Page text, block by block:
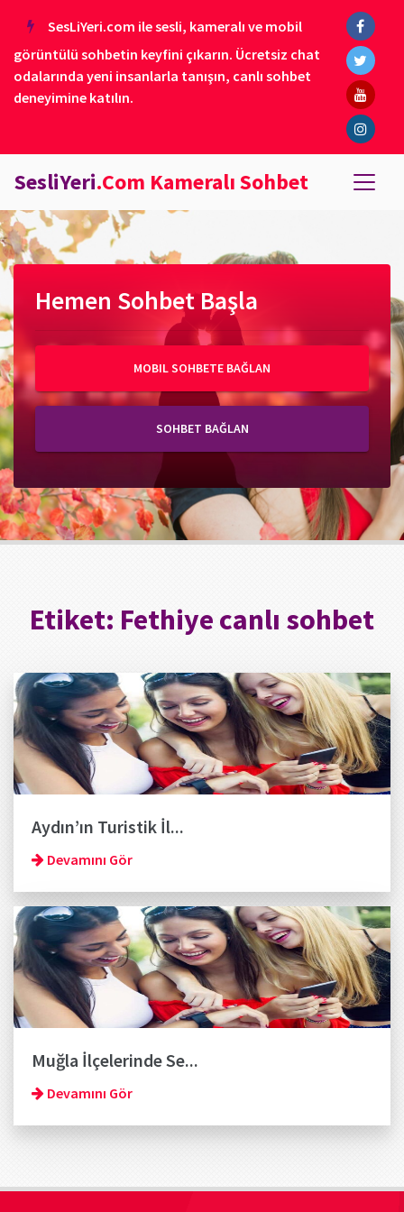
SesLiYeri.com ile sesli, kameralı ve mobil
görüntülü sohbetin keyfini çıkarın. Ücretsiz chat
odalarında yeni insanlarla tanışın, canlı sohbet
deneyimine katılın.
SesliYeri.Com Kameralı Sohbet
Hemen Sohbet Başla
MOBIL SOHBETE BAĞLAN
SOHBET BAĞLAN
Etiket: Fethiye canlı sohbet
Aydın’ın Turistik İl...
Devamını Gör
Muğla İlçelerinde Se...
Devamını Gör